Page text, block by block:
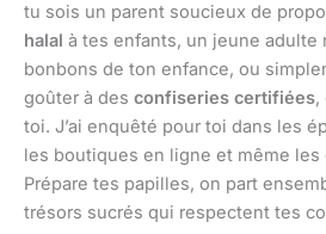
tu sois un parent soucieux de
halal à tes enfants, un jeune adulte
bonbons de ton enfance, ou
goûter à des confiseries certifiées,
toi. J’ai enquêté pour toi dans les
les boutiques en ligne et même les
Prépare tes papilles, on part
trésors sucrés qui respectent tes